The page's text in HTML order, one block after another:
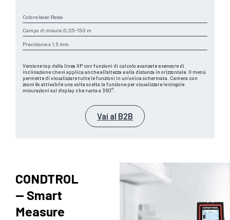
Colore laser:Rosso
Campo di misura:0,05-150 m
Precisione:± 1,5 mm
Versione top della linea XP con funzioni di calcolo avanzate e sensore di
inclinazione che si applica anche all’altezza e alla distanza in orizzontale. Il menù
permette di visualizzare tutte le funzioni in un’unica schermata. Camera con
zoom 8x attivabile una volta scelta la funzione per visualizzare le singole
misurazioni sul display che ruota a 360°.
Vai al B2B
CONDTROL
— Smart
Measure